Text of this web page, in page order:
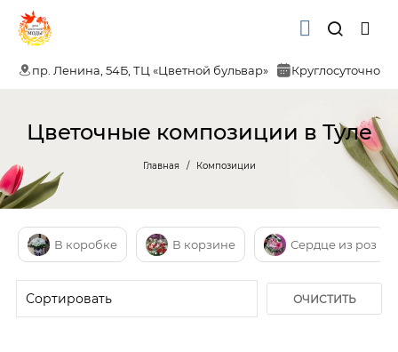
пр. Ленина, 54Б, ТЦ «Цветной бульвар» Круглосуточно
Цветочные композиции в Туле
Главная Композиции
В коробке В корзине Сердце из роз
ОЧИСТИТЬ